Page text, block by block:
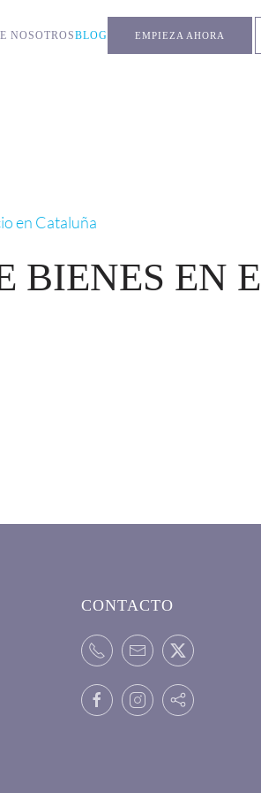
NOSOTROSBLOG EMPIEZA AHORA
BIENES EN
CONTACTO